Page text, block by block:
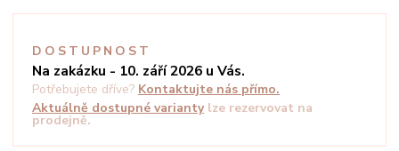
DOSTUPNOST
Na zakázku - 10. září 2026 u Vás.
Potřebujete dříve? Kontaktujte nás přímo.
Aktuálně dostupné varianty lze rezervovat na
prodejně.